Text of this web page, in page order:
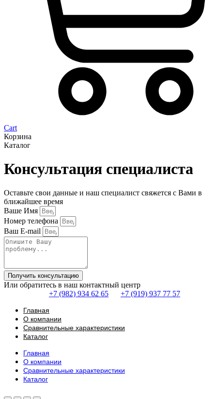
Cart
Корзина
Каталог
Консультация специалиста
Оставьте свои данные и наш специалист свяжется с Вами в
ближайшее время
Ваше Имя
Номер телефона
Ваш E-mail
Получить консультацию
Или обратитесь в наш контактный центр
+7 (982) 934 62 65
+7 (919) 937 77 57
Главная
О компании
Сравнительные характеристики
Каталог
Главная
О компании
Сравнительные характеристики
Каталог